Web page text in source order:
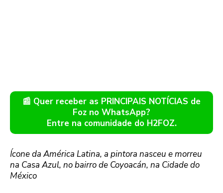
📰 Quer receber as PRINCIPAIS NOTÍCIAS de
Foz no WhatsApp?
Entre na comunidade do H2FOZ.
Ícone da América Latina, a pintora nasceu e morreu
na Casa Azul, no bairro de Coyoacán, na Cidade do
México